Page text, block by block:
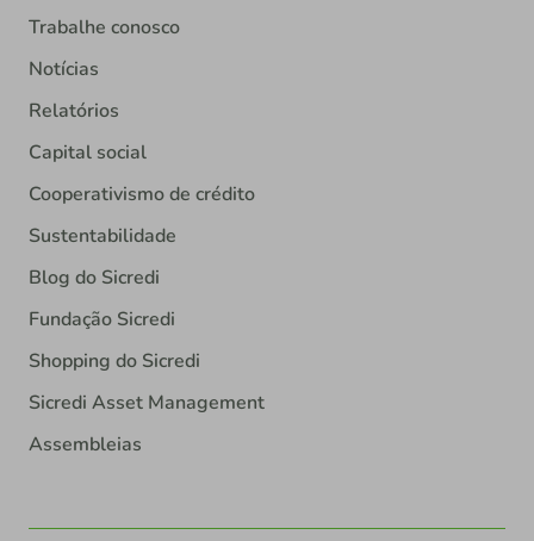
Trabalhe conosco
Notícias
Relatórios
Capital social
Cooperativismo de crédito
Sustentabilidade
Blog do Sicredi
Fundação Sicredi
Shopping do Sicredi
Sicredi Asset Management
Assembleias